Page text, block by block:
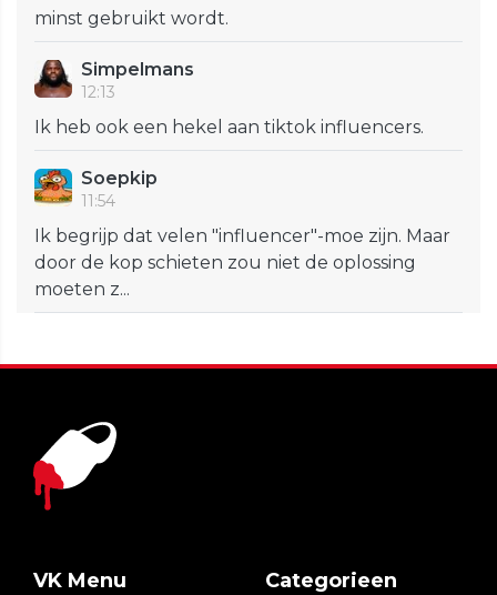
minst gebruikt wordt.
Simpelmans
12:13
Ik heb ook een hekel aan tiktok influencers.
Soepkip
11:54
Ik begrijp dat velen "influencer"-moe zijn. Maar
door de kop schieten zou niet de oplossing
moeten z...
VK Menu Categorieen